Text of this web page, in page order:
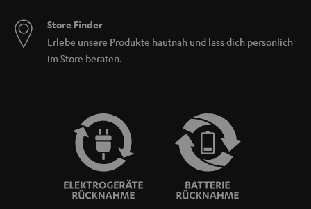
Store Finder
Erlebe unsere Produkte hautnah und lass dich persönlich
im Store beraten.